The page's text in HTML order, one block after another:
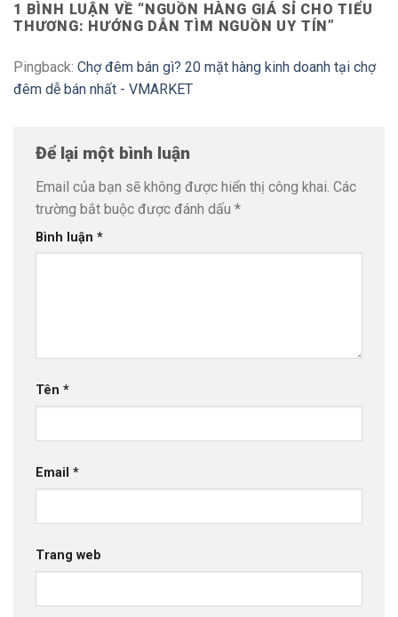
1 BÌNH LUẬN VỀ “NGUỒN HÀNG GIÁ SỈ CHO TIỂU
THƯƠNG: HƯỚNG DẪN TÌM NGUỒN UY TÍN”
Pingback: Chợ đêm bán gì? 20 mặt hàng kinh doanh tại chợ
đêm dễ bán nhất - VMARKET
Để lại một bình luận
Email của bạn sẽ không được hiển thị công khai. Các
trường bắt buộc được đánh dấu *
Bình luận *
Tên *
Email *
Trang web